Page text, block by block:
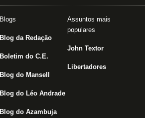
Blogs
Blog da Redação
Boletim do C.E.
Blog do Mansell
Blog do Léo Andrade
Blog do Azambuja
Assuntos mais
populares
John Textor
Libertadores